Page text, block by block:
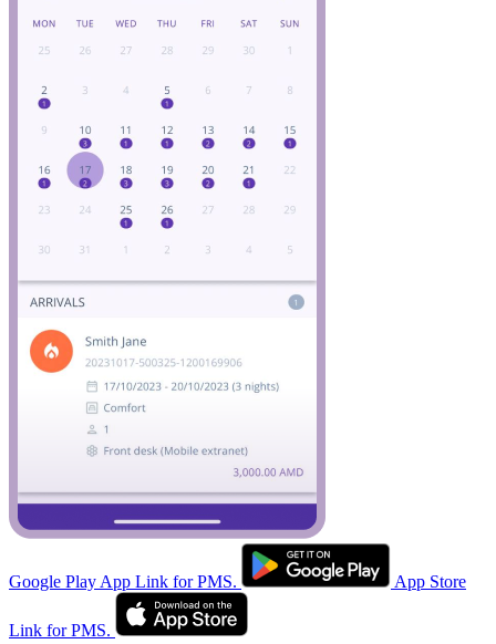
Google Play App Link for PMS. App Store
Link for PMS.